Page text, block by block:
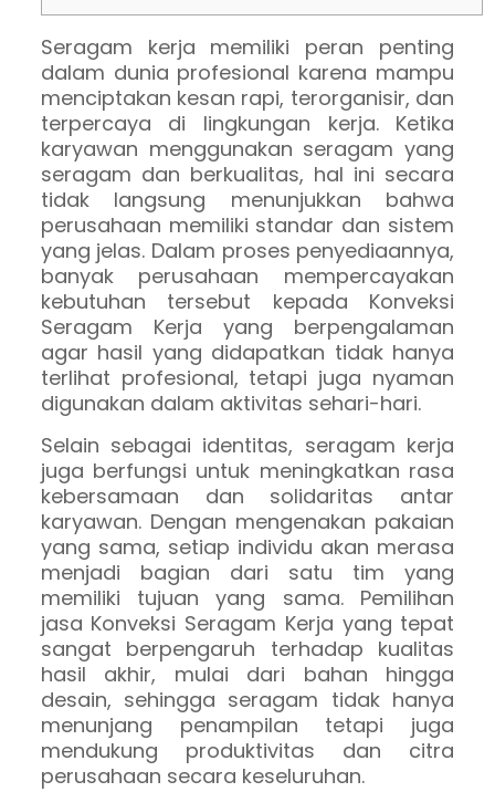
Seragam kerja memiliki peran penting
dalam dunia profesional karena mampu
menciptakan kesan rapi, terorganisir, dan
terpercaya di lingkungan kerja. Ketika
karyawan menggunakan seragam yang
seragam dan berkualitas, hal ini secara
tidak langsung menunjukkan bahwa
perusahaan memiliki standar dan sistem
yang jelas. Dalam proses penyediaannya,
banyak perusahaan mempercayakan
kebutuhan tersebut kepada Konveksi
Seragam Kerja yang berpengalaman
agar hasil yang didapatkan tidak hanya
terlihat profesional, tetapi juga nyaman
digunakan dalam aktivitas sehari-hari.
Selain sebagai identitas, seragam kerja
juga berfungsi untuk meningkatkan rasa
kebersamaan dan solidaritas antar
karyawan. Dengan mengenakan pakaian
yang sama, setiap individu akan merasa
menjadi bagian dari satu tim yang
memiliki tujuan yang sama. Pemilihan
jasa Konveksi Seragam Kerja yang tepat
sangat berpengaruh terhadap kualitas
hasil akhir, mulai dari bahan hingga
desain, sehingga seragam tidak hanya
menunjang penampilan tetapi juga
mendukung produktivitas dan citra
perusahaan secara keseluruhan.